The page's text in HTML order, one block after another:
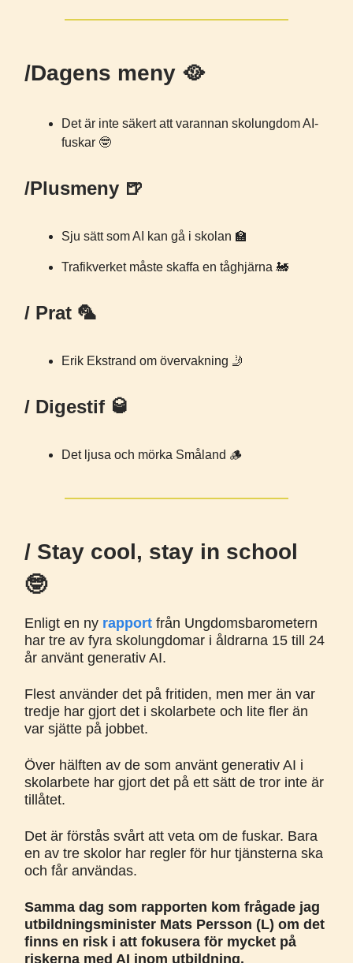
/Dagens meny 🥘
Det är inte säkert att varannan skolungdom AI-
fuskar 🤓
/Plusmeny 🍺
Sju sätt som AI kan gå i skolan 🏫
Trafikverket måste skaffa en tåghjärna 🚂
/ Prat 🦜
Erik Ekstrand om övervakning 🤳
/ Digestif 🥃
Det ljusa och mörka Småland 🪵
/ Stay cool, stay in school
🤓
Enligt en ny rapport från Ungdomsbarometern
har tre av fyra skolungdomar i åldrarna 15 till 24
år använt generativ AI.
Flest använder det på fritiden, men mer än var
tredje har gjort det i skolarbete och lite fler än
var sjätte på jobbet.
Över hälften av de som använt generativ AI i
skolarbete har gjort det på ett sätt de tror inte är
tillåtet.
Det är förstås svårt att veta om de fuskar. Bara
en av tre skolor har regler för hur tjänsterna ska
och får användas.
Samma dag som rapporten kom frågade jag
utbildningsminister Mats Persson (L) om det
finns en risk i att fokusera för mycket på
riskerna med AI inom utbildning.